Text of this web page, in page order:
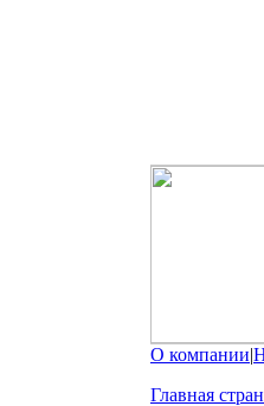
О компании|
Главная